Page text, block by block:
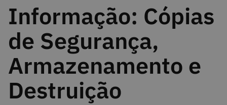
Informação: Cópias
de Segurança,
Armazenamento e
Destruição